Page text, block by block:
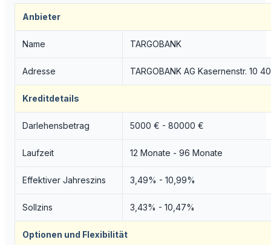
Anbieter
Name TARGOBANK
Adresse TARGOBANK AG Kasernenstr. 10
Kreditdetails
Darlehensbetrag 5000 € - 80000 €
Laufzeit 12 Monate - 96 Monate
Effektiver Jahreszins 3,49% - 10,99%
Sollzins 3,43% - 10,47%
Optionen und Flexibilität